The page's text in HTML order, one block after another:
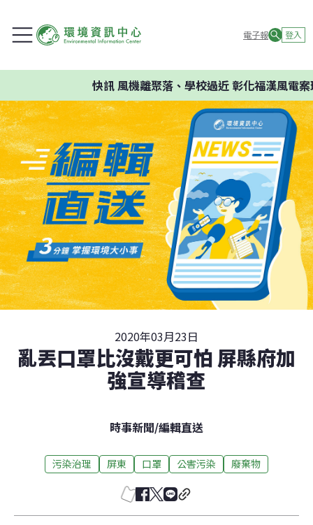
電子報 登入
快訊風機離聚落、學校過近 彰化福漢風電案
2020年03月23日
亂丟口罩比沒戴更可怕 屏縣府加
強宣導稽查
時事新聞/編輯直送
污染治理 屏東 口罩 公害污染 廢棄物